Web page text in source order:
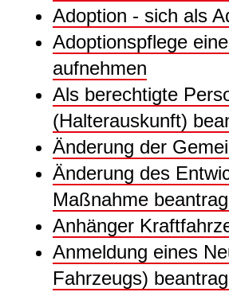
Adoption - sich als
Adoptionspflege
aufnehmen
Als berechtigte
(Halterauskunft)
Änderung der
Änderung des
Maßnahme
Anhänger
Anmeldung eines
Fahrzeugs)